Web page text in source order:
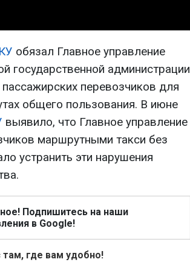
обязал Главное управление
государственной администрации
перевозчиков для
общего пользования. В июне
выявило, что Главное управление
маршрутными такси без
устранить эти нарушения
Подпишитесь на наши
в Google!
там, где вам удобно!